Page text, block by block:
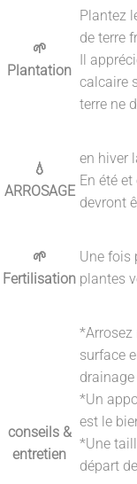
🌱
Plantation
Plantez
de terre
Il
calcaire
terre ne
💧
ARROSAGE
en hiver
En été
devront
🌱
Fertilisation
Une fois
plantes
conseils &
entretien
*Arrosez
surface
*Un
est le
*Une
départ